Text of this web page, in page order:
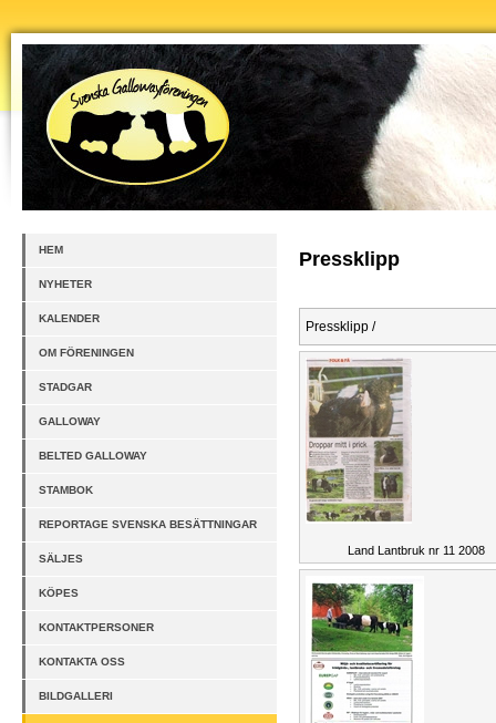
HEM
NYHETER
KALENDER
OM FÖRENINGEN
STADGAR
GALLOWAY
BELTED GALLOWAY
STAMBOK
REPORTAGE SVENSKA BESÄTTNINGAR
SÄLJES
KÖPES
KONTAKTPERSONER
KONTAKTA OSS
BILDGALLERI
Pressklipp
Pressklipp /
Land Lantbruk nr 11 2008